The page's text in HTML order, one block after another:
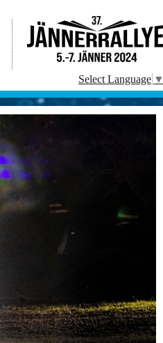
Select Language ▼